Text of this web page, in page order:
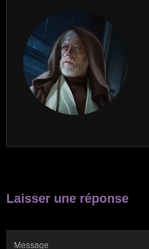
Laisser une réponse